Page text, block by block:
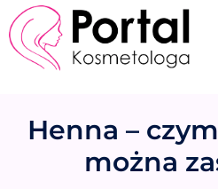
Henna –
można